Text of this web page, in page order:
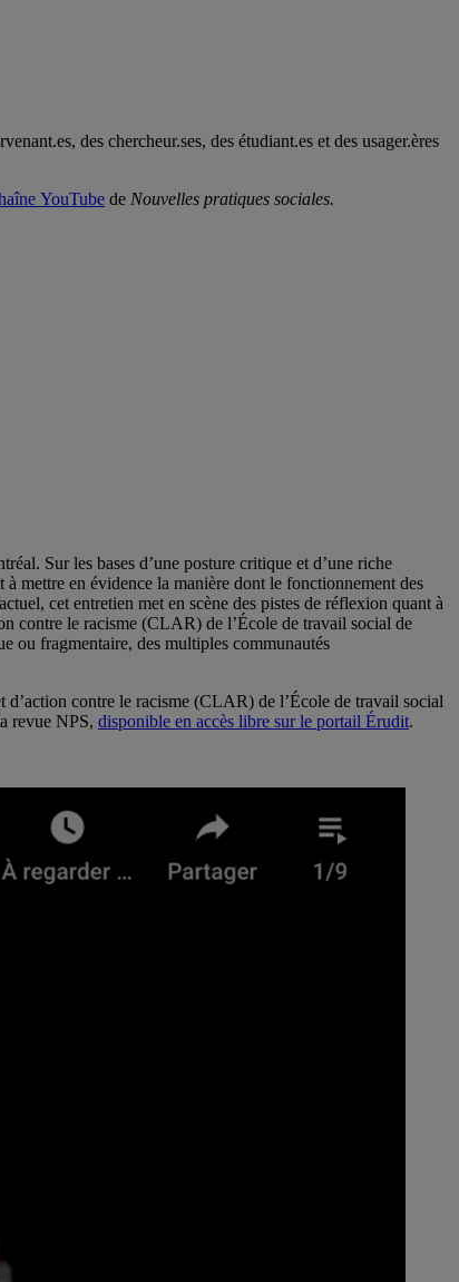
des chercheur.ses, des étudiant.es et des usager.ères
YouTube de Nouvelles pratiques sociales.
Sur les bases d’une posture critique et d’une riche
mettre en évidence la manière dont le fonctionnement des
cet entretien met en scène des pistes de réflexion quant à
contre le racisme (CLAR) de l’École de travail social de
ou fragmentaire, des multiples communautés
contre le racisme (CLAR) de l’École de travail social
revue NPS, disponible en accès libre sur le portail Érudit.